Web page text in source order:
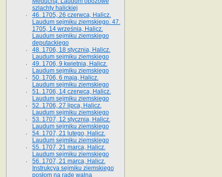
szlachty halickiej
46. 1705, 26 czerwca, Halicz.
Laudum sejmiku ziemskiego. 47.
1705, 14 września, Halicz.
Laudum sejmiku ziemskiego
deputackiego
48. 1706, 18 stycznia, Halicz.
Laudum sejmiku ziemskiego
49. 1706, 9 kwietnia, Halicz.
Laudum sejmiku ziemskiego
50. 1706, 6 maja, Halicz.
Laudum sejmiku ziemskiego
51. 1706, 14 czerwca, Halicz.
Laudum sejmiku ziemskiego
52. 1706, 27 lipca, Halicz.
Laudum sejmiku ziemskiego
53. 1707, 12 stycznia, Halicz.
Laudum sejmiku ziemskiego
54. 1707, 21 lutego, Halicz.
Laudum sejmiku ziemskiego
55. 1707, 21 marca, Halicz.
Laudum sejmiku ziemskiego
56. 1707, 21 marca, Halicz.
Instrukcya sejmiku ziemskiego
posłom na radę walną